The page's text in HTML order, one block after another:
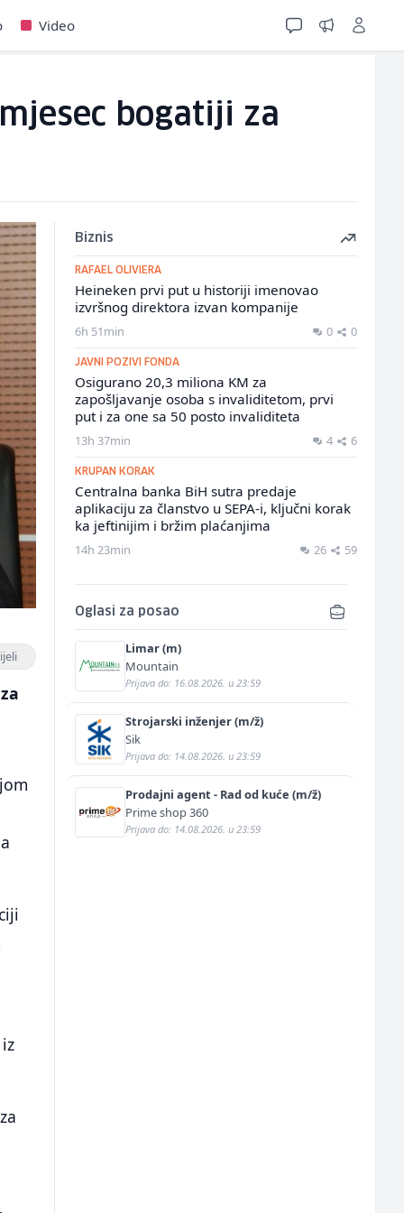
Video
bogatiji za
Biznis
RAFAEL OLIVIERA
Heineken prvi put u historiji imenovao
izvršnog direktora izvan kompanije
6h 51min 0 0
JAVNI POZIVI FONDA
Osigurano 20,3 miliona KM za
zapošljavanje osoba s invaliditetom, prvi
put i za one sa 50 posto invaliditeta
13h 37min 4 6
KRUPAN KORAK
Centralna banka BiH sutra predaje
aplikaciju za članstvo u SEPA-i, ključni korak
ka jeftinijim i bržim plaćanjima
14h 23min 26 59
Oglasi za posao
Limar (m)
Mountain
Prijava do: 16.08.2026. u 23:59
Strojarski inženjer (m/ž)
Sik
Prijava do: 14.08.2026. u 23:59
Prodajni agent - Rad od kuće (m/ž)
Prime shop 360
Prijava do: 14.08.2026. u 23:59